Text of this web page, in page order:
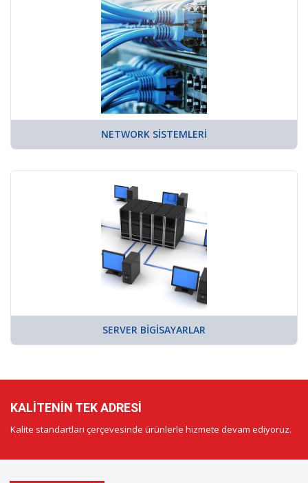
NETWORK SISTEMLERI
SERVER BIGISAYARLAR
KALITENIN TEK ADRESI
Kalite standartları çerçevesinde ürünlerle hizmete devam ediyoruz.